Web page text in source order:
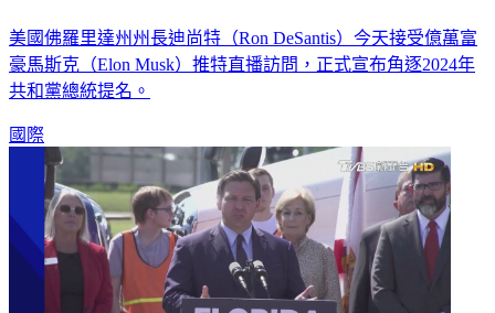
美國佛羅里達州州長迪尚特（Ron DeSantis）今天接受億萬富
豪馬斯克（Elon Musk）推特直播訪問，正式宣布角逐2024年
共和黨總統提名。
國際